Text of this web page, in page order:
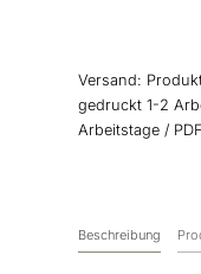
MRS”
Menge
Versand:
gedruckt 1-2
Arbeitstage /
Beschreibung